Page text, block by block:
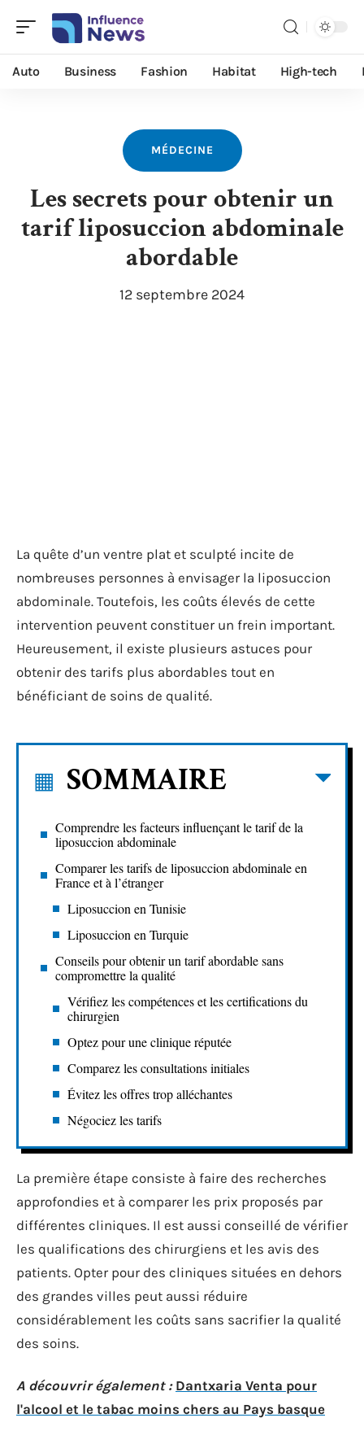
Auto Business Fashion Habitat High-tech
MÉDECINE
Les secrets pour obtenir un
tarif liposuccion abdominale
abordable
12 septembre 2024
La quête d’un ventre plat et sculpté incite de
nombreuses personnes à envisager la liposuccion
abdominale. Toutefois, les coûts élevés de cette
intervention peuvent constituer un frein important.
Heureusement, il existe plusieurs astuces pour
obtenir des tarifs plus abordables tout en
bénéficiant de soins de qualité.
SOMMAIRE
Comprendre les facteurs influençant le tarif de la
liposuccion abdominale
Comparer les tarifs de liposuccion abdominale en
France et à l’étranger
Liposuccion en Tunisie
Liposuccion en Turquie
Conseils pour obtenir un tarif abordable sans
compromettre la qualité
Vérifiez les compétences et les certifications du
chirurgien
Optez pour une clinique réputée
Comparez les consultations initiales
Évitez les offres trop alléchantes
Négociez les tarifs
La première étape consiste à faire des recherches
approfondies et à comparer les prix proposés par
différentes cliniques. Il est aussi conseillé de vérifier
les qualifications des chirurgiens et les avis des
patients. Opter pour des cliniques situées en dehors
des grandes villes peut aussi réduire
considérablement les coûts sans sacrifier la qualité
des soins.
A découvrir également : Dantxaria Venta pour
l'alcool et le tabac moins chers au Pays basque